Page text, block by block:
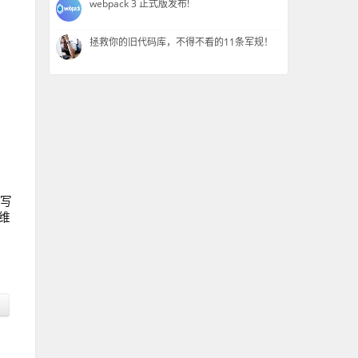
webpack 3 正式版发布!
拯救你的旧代码库，不得不看的11条军规！